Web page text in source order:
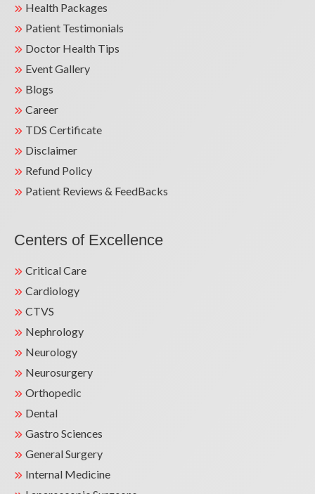
Health Packages
Patient Testimonials
Doctor Health Tips
Event Gallery
Blogs
Career
TDS Certificate
Disclaimer
Refund Policy
Patient Reviews & FeedBacks
Centers of Excellence
Critical Care
Cardiology
CTVS
Nephrology
Neurology
Neurosurgery
Orthopedic
Dental
Gastro Sciences
General Surgery
Internal Medicine